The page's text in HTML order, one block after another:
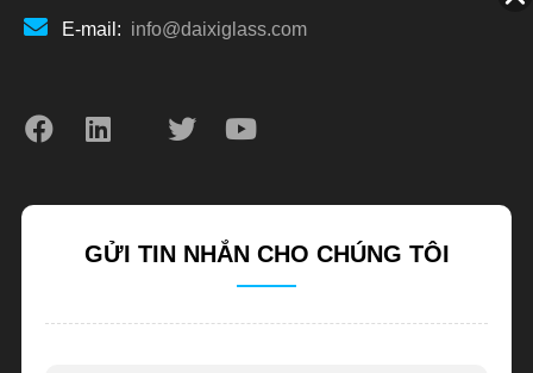
E-mail: info@daixiglass.com
GỬI TIN NHẮN CHO CHÚNG TÔI